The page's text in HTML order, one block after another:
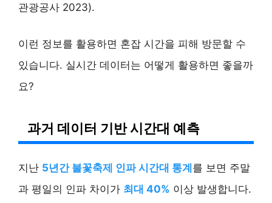
관광공사 2023).
이런 정보를 활용하면 혼잡 시간을 피해 방문할 수
있습니다. 실시간 데이터는 어떻게 활용하면 좋을까
요?
과거 데이터 기반 시간대 예측
지난 5년간 불꽃축제 인파 시간대 통계 를 보면 주말
과 평일의 인파 차이가 최대 40% 이상 발생합니다.